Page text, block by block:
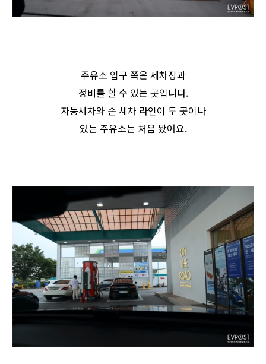
주유소 입구 쪽은 세차장과
정비를 할 수 있는 곳입니다.
자동세차와 손 세차 라인이 두 곳이나
있는 주유소는 처음 봤어요.